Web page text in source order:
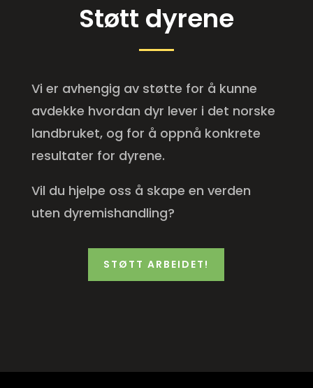
Støtt dyrene
Vi er avhengig av støtte for å kunne
avdekke hvordan dyr lever i det norske
landbruket, og for å oppnå konkrete
resultater for dyrene.
Vil du hjelpe oss å skape en verden
uten dyre­mishandling?
STØTT ARBEIDET!